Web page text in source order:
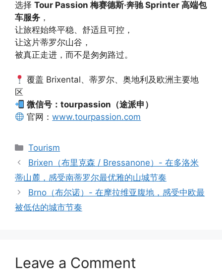
选择 Tour Passion 梅赛德斯·奔驰 Sprinter 高端包
车服务 ，
让旅程始终平稳、舒适且可控，
让这片蒂罗尔山谷，
被真正走进，而不是匆匆路过。
覆盖 Brixental、蒂罗尔、奥地利及欧洲主要地
区
微信号：tourpassion（途派申）
官网：www.tourpassion.com
Tourism
Brixen（布里克森 / Bressanone）- 在多洛米
蒂山麓，感受南蒂罗尔最优雅的山城节奏
Brno（布尔诺）- 在摩拉维亚腹地，感受中欧最
被低估的城市节奏
Leave a Comment